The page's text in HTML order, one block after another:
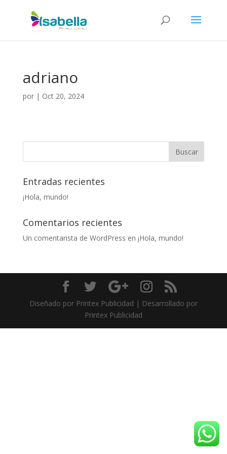
adriano
por | Oct 20, 2024
Entradas recientes
¡Hola, mundo!
Comentarios recientes
Un comentarista de WordPress en ¡Hola, mundo!
Diseñado por Printex Publicidad | Desarrollado por
Printex Publicidad